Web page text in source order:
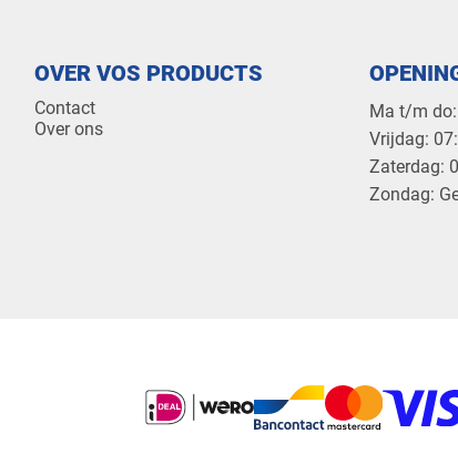
OVER VOS PRODUCTS
Contact
Over ons
Ma t/m
​Vrijdag:
​Zaterdag:
​Zondag: